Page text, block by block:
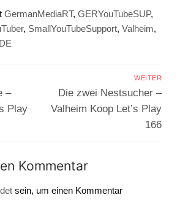
GermanMediaRT, GERYouTubeSUP,
, SmallYouTubeSupport, Valheim,
–
Play
WEITER
Nächster
Beitrag:
Die zwei Nestsucher –
Valheim Koop Let’s Play
166
Kommentar
sein, um einen Kommentar